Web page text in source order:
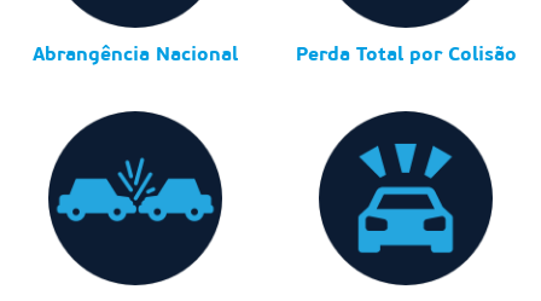
Abrangência Nacional Perda Total por Colisão